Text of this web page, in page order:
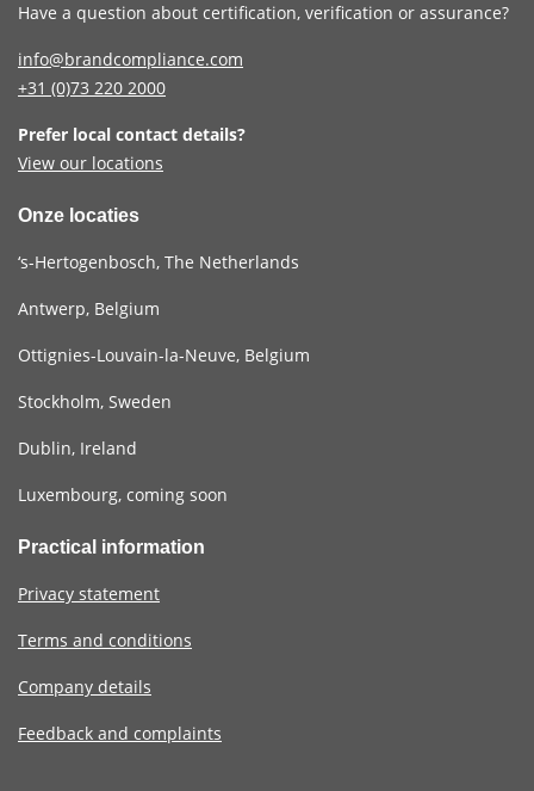
Have a question about certification, verification or assurance?
info@brandcompliance.com
+31 (0)73 220 2000
Prefer local contact details?
View our locations
Onze locaties
‘s-Hertogenbosch, The Netherlands
Antwerp, Belgium
Ottignies-Louvain-la-Neuve, Belgium
Stockholm, Sweden
Dublin, Ireland
Luxembourg, coming soon
Practical information
Privacy statement
Terms and conditions
Company details
Feedback and complaints